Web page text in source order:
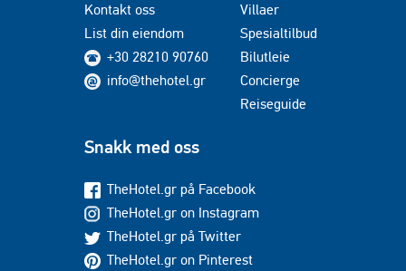
Kontakt oss
List din eiendom
+30 28210 90760
info@thehotel.gr
Villaer
Spesialtilbud
Bilutleie
Concierge
Reiseguide
Snakk med oss
TheHotel.gr på Facebook
TheHotel.gr on Instagram
TheHotel.gr på Twitter
TheHotel.gr on Pinterest